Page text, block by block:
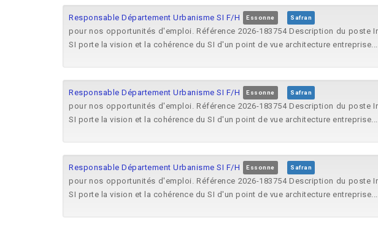
Responsable Département Urbanisme SI F/H Essonne Safran
pour nos opportunités d'emploi. Référence 2026-183754 Description du poste
SI porte la vision et la cohérence du SI d'un point de vue architecture entreprise...
Responsable Département Urbanisme SI F/H Essonne Safran
pour nos opportunités d'emploi. Référence 2026-183754 Description du poste
SI porte la vision et la cohérence du SI d'un point de vue architecture entreprise...
Responsable Département Urbanisme SI F/H Essonne Safran
pour nos opportunités d'emploi. Référence 2026-183754 Description du poste
SI porte la vision et la cohérence du SI d'un point de vue architecture entreprise...